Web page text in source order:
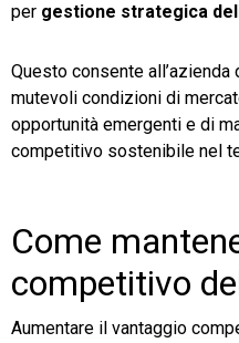
per gestione strategica
Questo consente
mutevoli condizioni di
opportunità emergenti e di
competitivo sostenibile nel
Come
competitivo
Aumentare il vantaggio